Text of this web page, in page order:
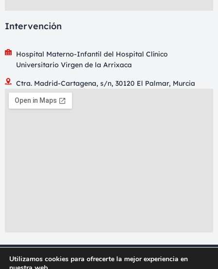
Intervención
Hospital Materno-Infantil del Hospital Clínico
Universitario Virgen de la Arrixaca
Ctra. Madrid-Cartagena, s/n, 30120 El Palmar, Murcia
Utilizamos cookies para ofrecerte la mejor experiencia en